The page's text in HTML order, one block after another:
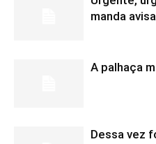
manda
A palhaça
Dessa vez